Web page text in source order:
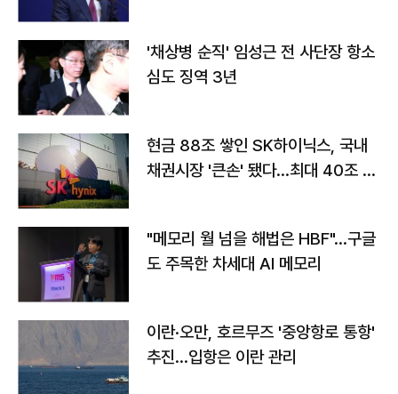
'채상병 순직' 임성근 전 사단장 항소
심도 징역 3년
현금 88조 쌓인 SK하이닉스, 국내
채권시장 '큰손' 됐다…최대 40조 투
"메모리 월 넘을 해법은 HBF"…구글
도 주목한 차세대 AI 메모리
이란·오만, 호르무즈 '중앙항로 통항'
추진…입항은 이란 관리